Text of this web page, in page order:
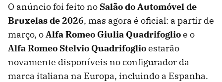
O anúncio foi feito no Salão do Automóvel de
Bruxelas de 2026, mas agora é oficial: a partir de
março, oAlfa Romeo Giulia Quadrifoglioe o
Alfa Romeo Stelvio Quadrifoglioestarão
novamente disponíveis no configurador da
marca italiana na Europa, incluindo a Espanha.